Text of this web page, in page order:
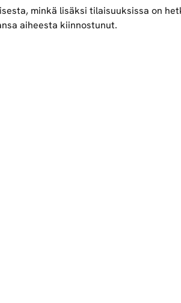
minkä lisäksi tilaisuuksissa on
aiheesta kiinnostunut.